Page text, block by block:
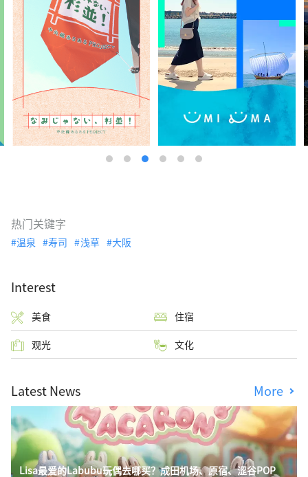
热门关键字
温泉 寿司 浅草 大阪
Interest
美食 住宿
观光 文化
Latest News More
Lisa最爱的Labubu玩偶去哪买？成田机场、原宿、涩谷POP